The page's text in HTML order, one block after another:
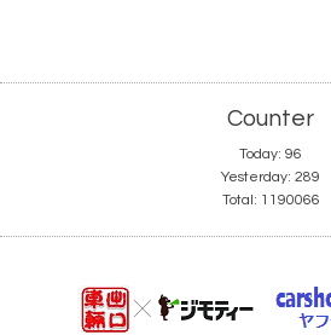
Counter
Today: 96
Yesterday: 289
Total: 1190066